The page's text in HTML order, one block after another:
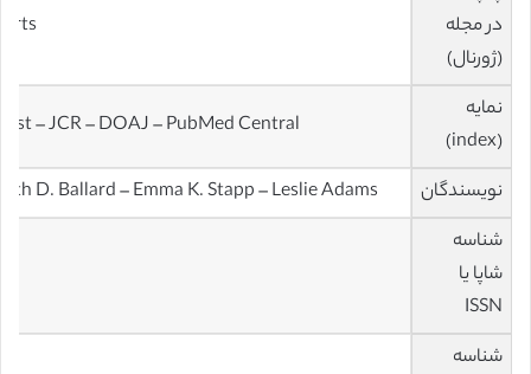
در مجله
(ژورنال)
نمایه
(index)
– JCR – DOAJ – PubMed Central
نویسندگان
D. Ballard – Emma K. Stapp – Leslie Adams
شناسه
شاپا یا
ISSN
شناسه